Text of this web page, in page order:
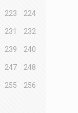
223 224
231 232
239 240
247 248
255 256